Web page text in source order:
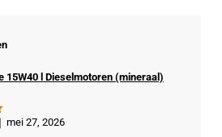
15W40 l Dieselmotoren (mineraal)
mei 27, 2026